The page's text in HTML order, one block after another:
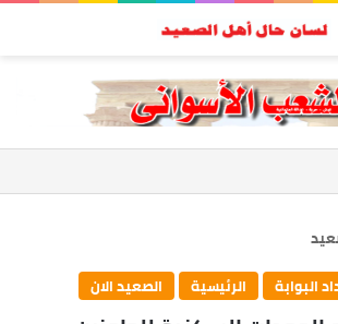
البوابة الرئيسية الصعيد الان